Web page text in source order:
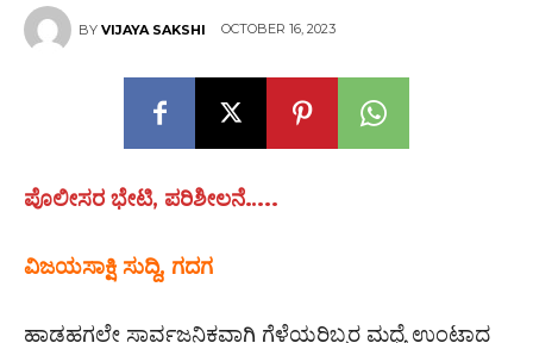
BY VIJAYA SAKSHI OCTOBER 16, 2023
ಪೊಲೀಸರ ಭೇಟಿ, ಪರಿಶೀಲನೆ…..
ವಿಜಯಸಾಕ್ಷಿ ಸುದ್ದಿ, ಗದಗ
ಹಾಡಹಗಲೇ ಸಾರ್ವಜನಿಕವಾಗಿ ಗೆಳೆಯರಿಬ್ಬರ ಮಧ್ಯೆ ಉಂಟಾದ